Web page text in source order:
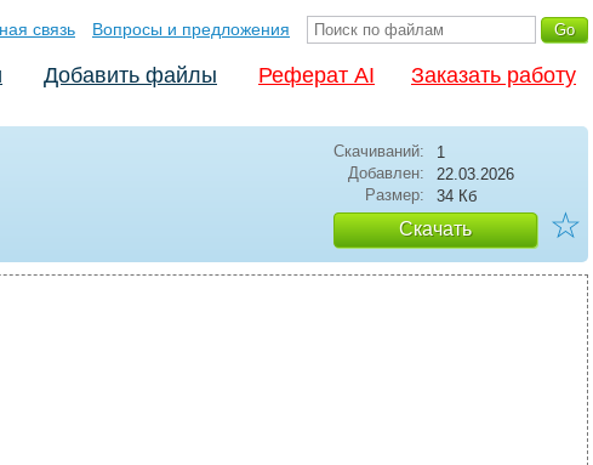
связь Вопросы и предложения
Добавить файлы Реферат AI Заказать работу
Скачиваний:
1
Добавлен:
22.03.2026
Размер:
34 Кб
Скачать ☆